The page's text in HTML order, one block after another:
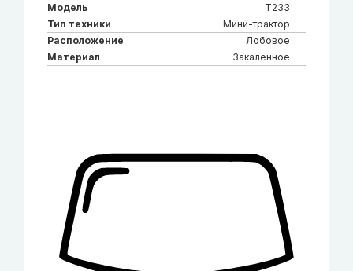
Модель
T233
Тип техники
Мини-трактор
Расположение
Лобовое
Материал
Закаленное